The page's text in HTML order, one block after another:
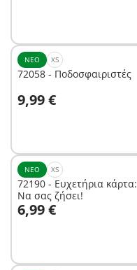
ΝΈΟ XS
72058 - Ποδοσφαιριστές
9,99 €
ΝΈΟ XS
72190 - Ευχετήρια κάρτα:
Να σας ζήσει!
6,99 €
Στο καλάθι